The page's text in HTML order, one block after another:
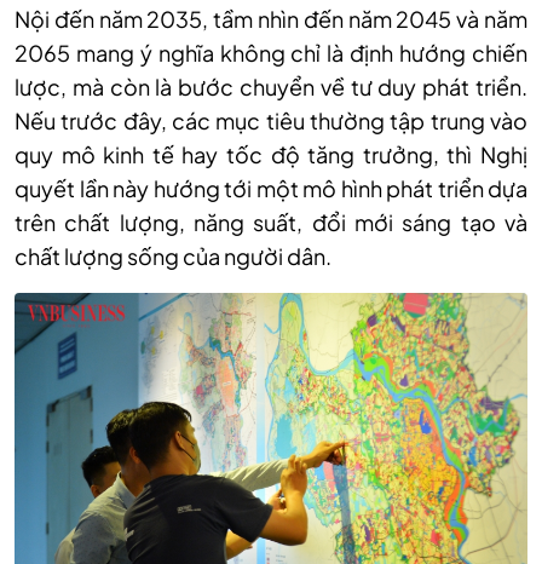
Nội đến năm 2035, tầm nhìn đến năm 2045 và năm
2065 mang ý nghĩa không chỉ là định hướng chiến
lược, mà còn là bước chuyển về tư duy phát triển.
Nếu trước đây, các mục tiêu thường tập trung vào
quy mô kinh tế hay tốc độ tăng trưởng, thì Nghị
quyết lần này hướng tới một mô hình phát triển dựa
trên chất lượng, năng suất, đổi mới sáng tạo và
chất lượng sống của người dân.